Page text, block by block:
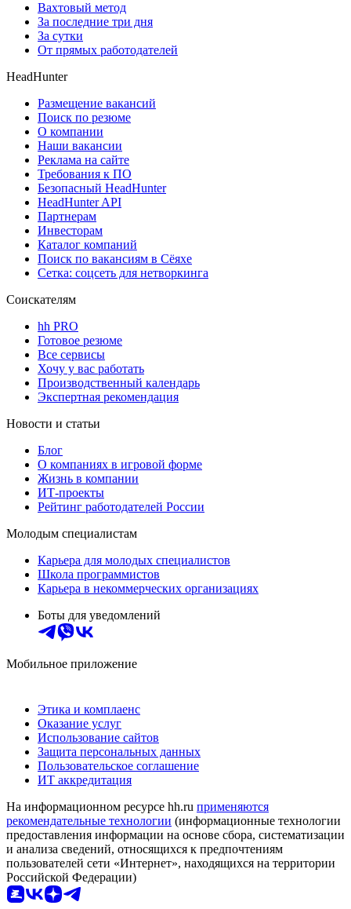
Вахтовый метод
За последние три дня
За сутки
От прямых работодателей
HeadHunter
Размещение вакансий
Поиск по резюме
О компании
Наши вакансии
Реклама на сайте
Требования к ПО
Безопасный HeadHunter
HeadHunter API
Партнерам
Инвесторам
Каталог компаний
Поиск по вакансиям в Сёяхе
Сетка: соцсеть для нетворкинга
Соискателям
hh PRO
Готовое резюме
Все сервисы
Хочу у вас работать
Производственный календарь
Экспертная рекомендация
Новости и статьи
Блог
О компаниях в игровой форме
Жизнь в компании
ИТ-проекты
Рейтинг работодателей России
Молодым специалистам
Карьера для молодых специалистов
Школа программистов
Карьера в некоммерческих организациях
Боты для уведомлений
Мобильное приложение
Этика и комплаенс
Оказание услуг
Использование сайтов
Защита персональных данных
Пользовательское соглашение
ИТ аккредитация
На информационном ресурсе hh.ru применяются
рекомендательные технологии (информационные технологии
предоставления информации на основе сбора, систематизации
и анализа сведений, относящихся к предпочтениям
пользователей сети «Интернет», находящихся на территории
Российской Федерации)